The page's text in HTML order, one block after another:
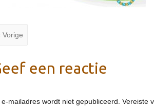
Vorige
een reactie
e-mailadres wordt niet gepubliceerd. Vereiste